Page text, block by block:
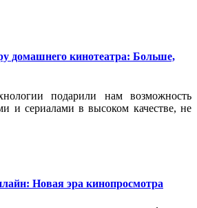
домашнего кинотеатра: Больше,
подарили нам возможность
и сериалами в высоком качестве, не
Новая эра кинопросмотра